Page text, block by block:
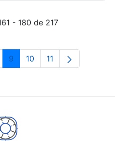
- 180 de 217
intermedias Use TAB para
Página
9 Página
10 Página
11